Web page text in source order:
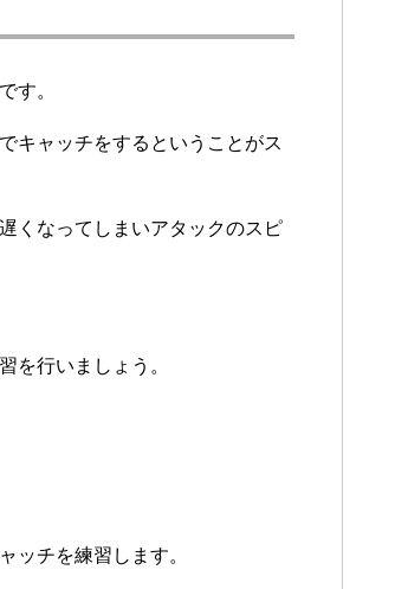
す。
キャッチをするということがス
くなってしまいアタックのスピ
を行いましょう。
ッチを練習します。